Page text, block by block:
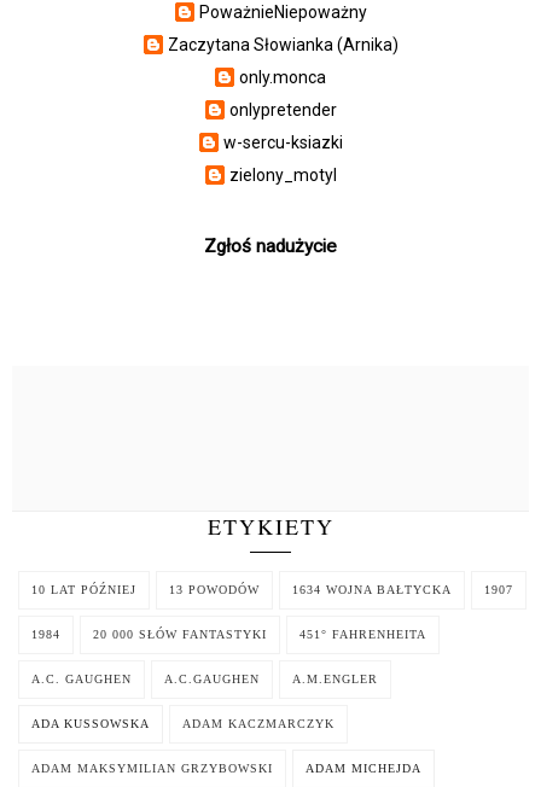
PoważnieNiepoważny
Zaczytana Słowianka (Arnika)
only.monca
onlypretender
w-sercu-ksiazki
zielony_motyl
Zgłoś nadużycie
ETYKIETY
10 LAT PÓŹNIEJ 13 POWODÓW 1634 WOJNA BAŁTYCKA 1907
1984 20 000 SŁÓW FANTASTYKI 451° FAHRENHEITA
A.C. GAUGHEN A.C.GAUGHEN A.M.ENGLER
ADA KUSSOWSKA ADAM KACZMARCZYK
ADAM MAKSYMILIAN GRZYBOWSKI ADAM MICHEJDA